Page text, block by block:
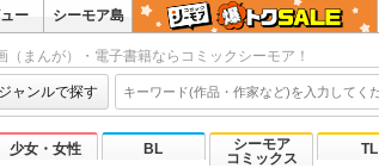
ー シーモア島
（まんが）・電子書籍ならコミックシーモア！
ジャンルで探す
少女・女性 BL
シーモア
コミックス
TL